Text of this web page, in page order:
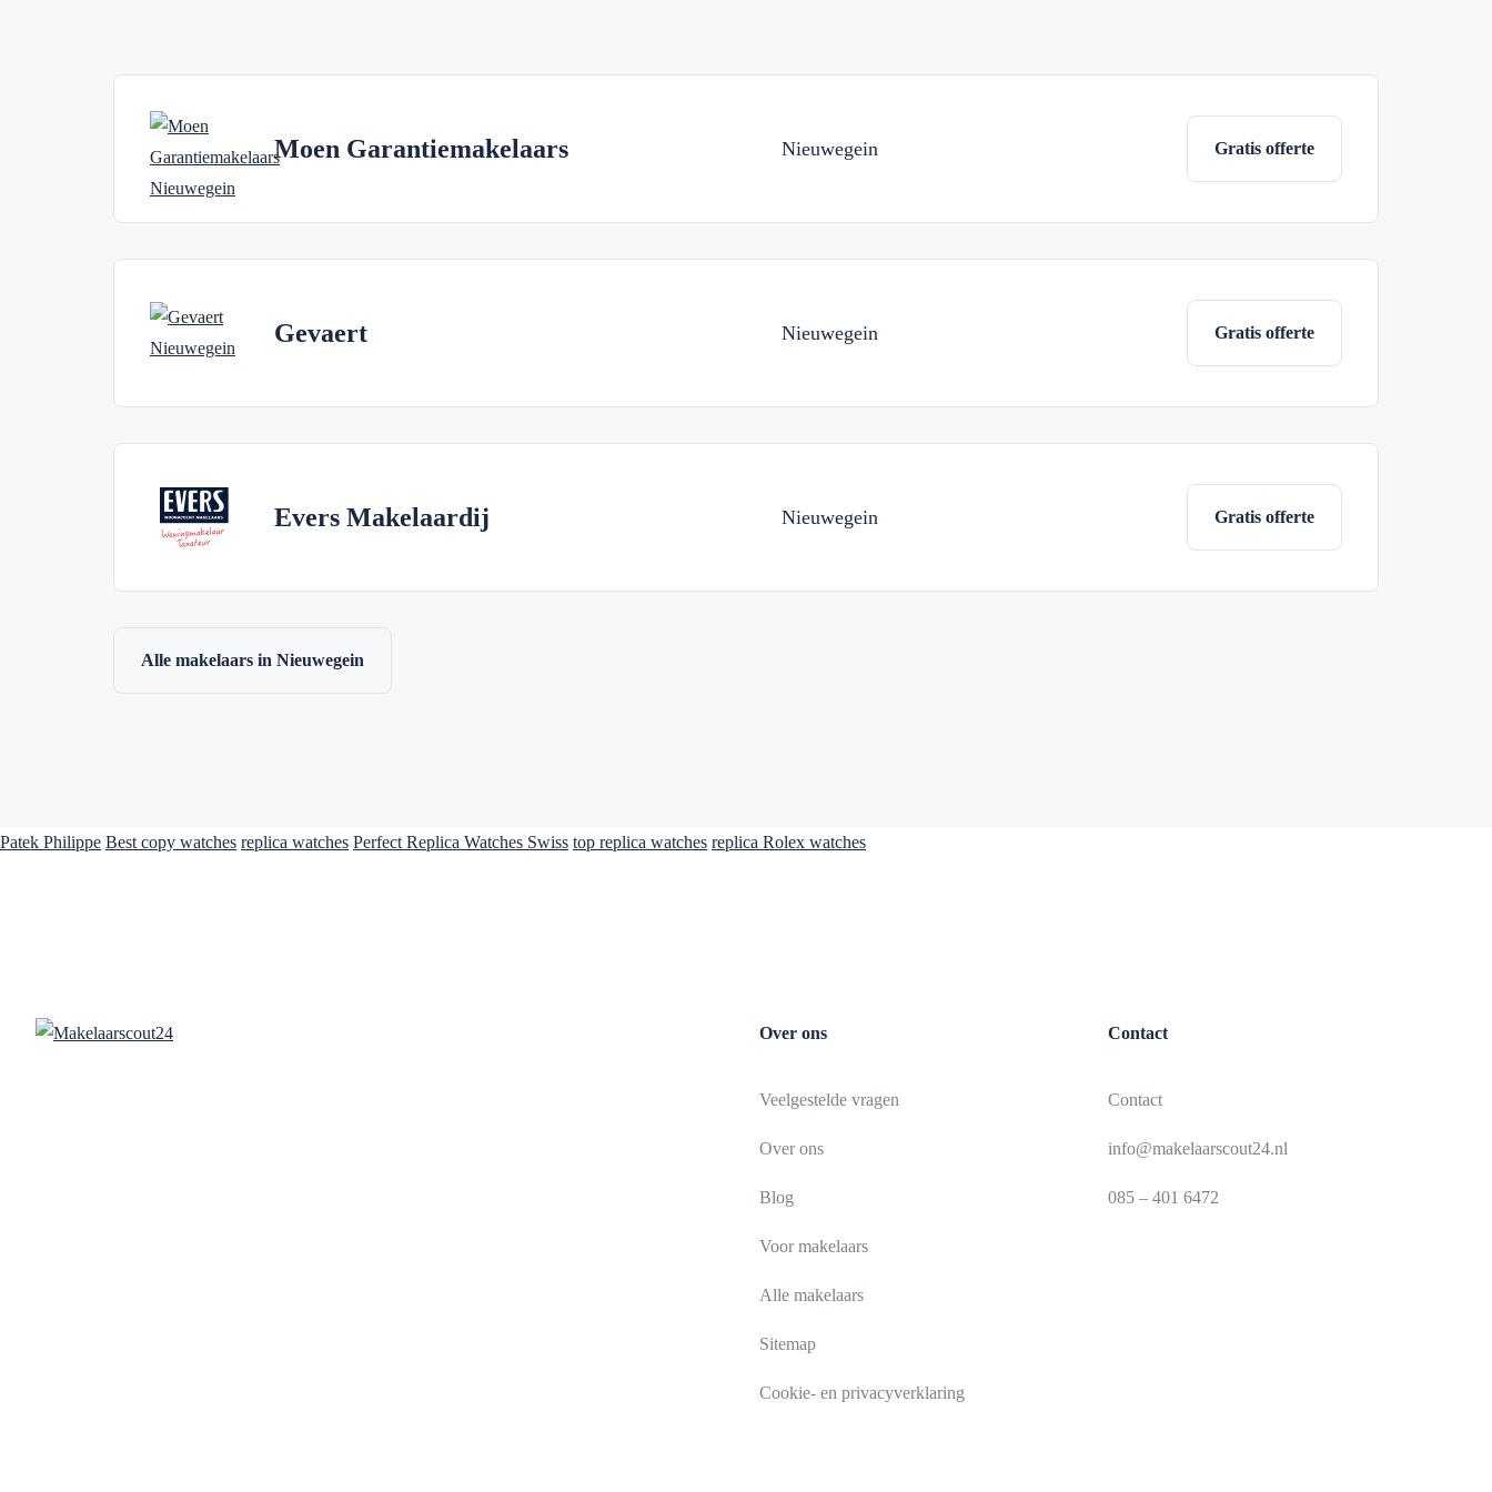
Moen Garantiemakelaars Nieuwegein Gratis offerte
Gevaert Nieuwegein Gratis offerte
Evers Makelaardij Nieuwegein Gratis offerte
Alle makelaars in Nieuwegein
Patek Philippe Best copy watches replica watches Perfect Replica Watches Swiss top replica watches replica Rolex watches
Over ons
Veelgestelde vragen
Over ons
Blog
Voor makelaars
Alle makelaars
Sitemap
Cookie- en privacyverklaring
Contact
Contact
info@makelaarscout24.nl
085 – 401 6472